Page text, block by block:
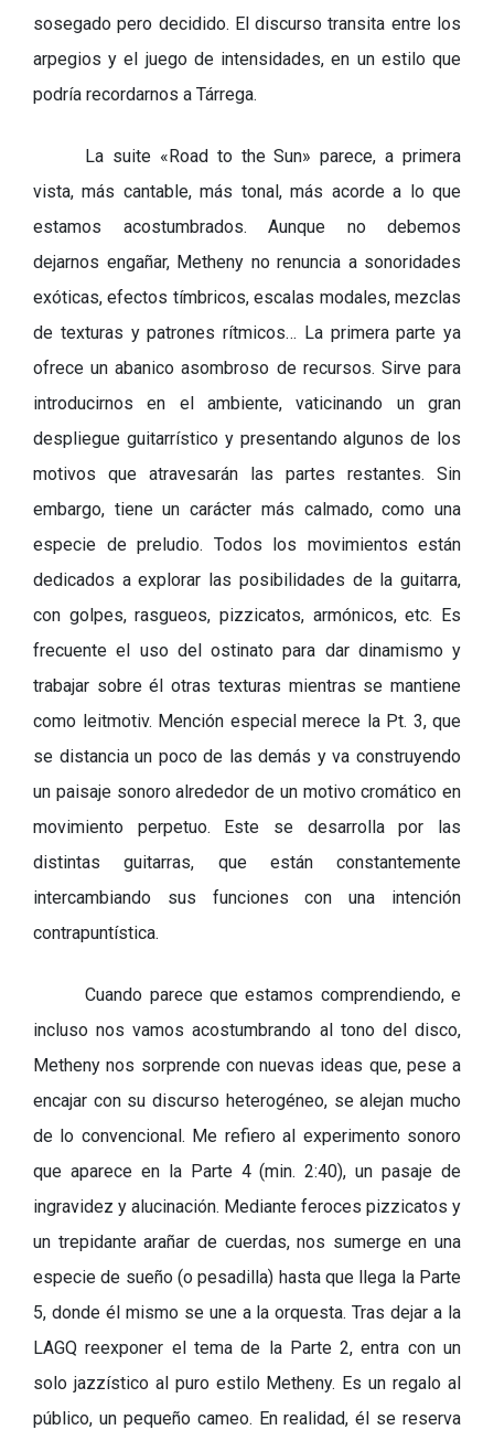
sosegado pero decidido. El discurso transita entre los
arpegios y el juego de intensidades, en un estilo que
podría recordarnos a Tárrega.
La suite «Road to the Sun» parece, a primera
vista, más cantable, más tonal, más acorde a lo que
estamos acostumbrados. Aunque no debemos
dejarnos engañar, Metheny no renuncia a sonoridades
exóticas, efectos tímbricos, escalas modales, mezclas
de texturas y patrones rítmicos… La primera parte ya
ofrece un abanico asombroso de recursos. Sirve para
introducirnos en el ambiente, vaticinando un gran
despliegue guitarrístico y presentando algunos de los
motivos que atravesarán las partes restantes. Sin
embargo, tiene un carácter más calmado, como una
especie de preludio. Todos los movimientos están
dedicados a explorar las posibilidades de la guitarra,
con golpes, rasgueos, pizzicatos, armónicos, etc. Es
frecuente el uso del ostinato para dar dinamismo y
trabajar sobre él otras texturas mientras se mantiene
como leitmotiv. Mención especial merece la Pt. 3, que
se distancia un poco de las demás y va construyendo
un paisaje sonoro alrededor de un motivo cromático en
movimiento perpetuo. Este se desarrolla por las
distintas guitarras, que están constantemente
intercambiando sus funciones con una intención
contrapuntística.
Cuando parece que estamos comprendiendo, e
incluso nos vamos acostumbrando al tono del disco,
Metheny nos sorprende con nuevas ideas que, pese a
encajar con su discurso heterogéneo, se alejan mucho
de lo convencional. Me refiero al experimento sonoro
que aparece en la Parte 4 (min. 2:40), un pasaje de
ingravidez y alucinación. Mediante feroces pizzicatos y
un trepidante arañar de cuerdas, nos sumerge en una
especie de sueño (o pesadilla) hasta que llega la Parte
5, donde él mismo se une a la orquesta. Tras dejar a la
LAGQ reexponer el tema de la Parte 2, entra con un
solo jazzístico al puro estilo Metheny. Es un regalo al
público, un pequeño cameo. En realidad, él se reserva